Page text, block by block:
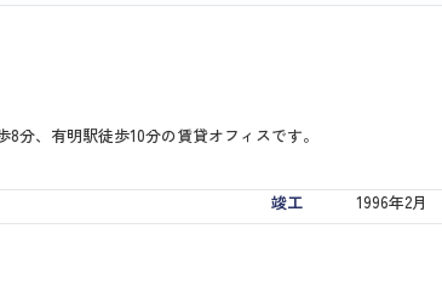
分、有明駅徒歩10分の賃貸オフィスです。
竣工 1996年2月